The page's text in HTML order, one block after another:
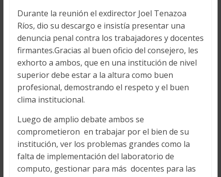
Durante la reunión el exdirector Joel Tenazoa
Ríos, dio su descargo e insistía presentar una
denuncia penal contra los trabajadores y docentes
firmantes.Gracias al buen oficio del consejero, les
exhorto a ambos, que en una institución de nivel
superior debe estar a la altura como buen
profesional, demostrando el respeto y el buen
clima institucional.
Luego de amplio debate ambos se
comprometieron en trabajar por el bien de su
institución, ver los problemas grandes como la
falta de implementación del laboratorio de
computo, gestionar para más docentes para las